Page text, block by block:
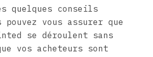
quelques conseils
pouvez vous assurer que
se déroulent sans
vos acheteurs sont